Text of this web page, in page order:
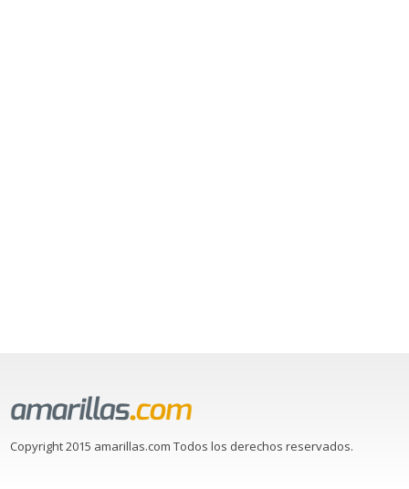
Copyright 2015 amarillas.com Todos los derechos reservados.